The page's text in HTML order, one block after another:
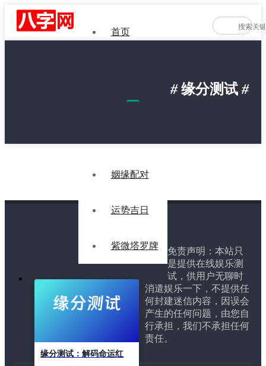
首页
星座生肖
姻缘配对
运势吉日
紫微塔罗牌
#缘分测试#
缘分测试：解码命运红
免责声明：本站只
是提供在线娱乐测
试，供用户无聊时
消遣娱乐一下，不提供任
何封建迷信内容，因误会
产生的任何问题，由您自
行承担，我们不承担任何
责任。